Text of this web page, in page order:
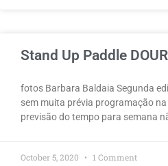
Stand Up Paddle
fotos Barbara Baldaia Segunda
sem muita prévia programação
previsão do tempo para semana
October 5, 2020 1 Comment